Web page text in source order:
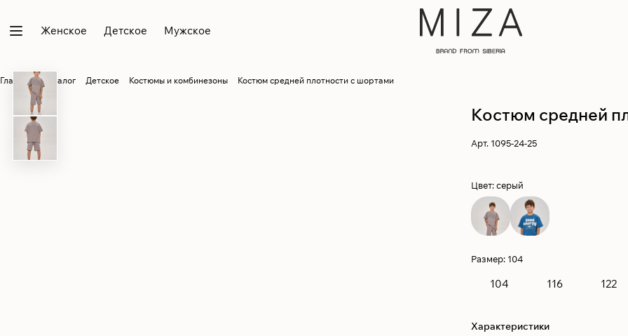
Женское Детское Мужское
Главная Каталог Детское Костюмы и комбинезоны Костюм средней плотности с шортами
Костюм средней
Арт. 1095-24-25
Цвет:серый
Размер: 104
104 116 122
Характеристики